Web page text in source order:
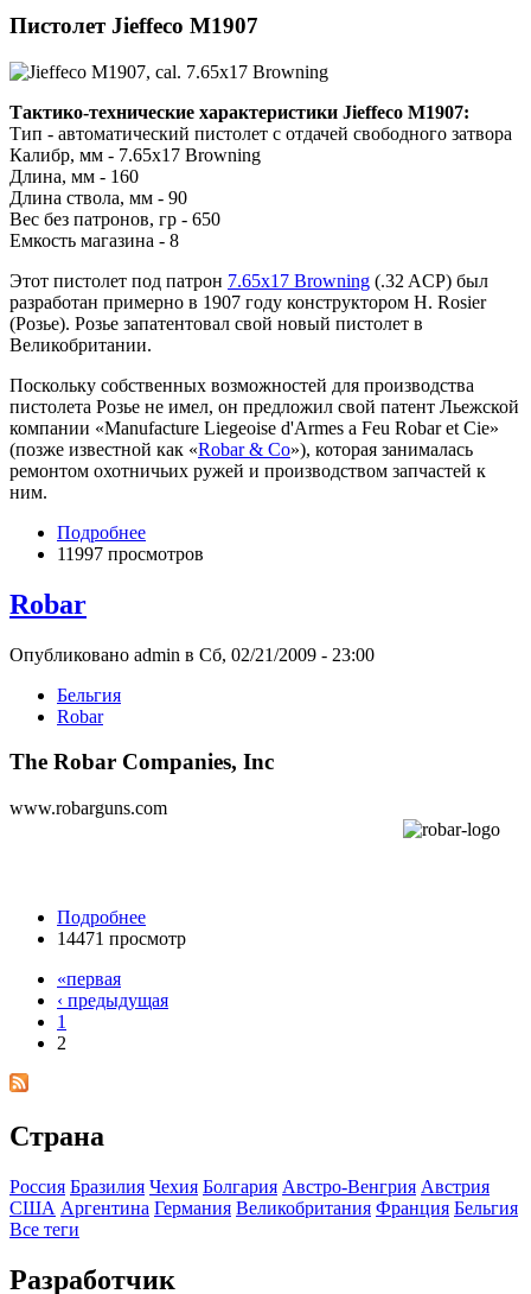
Пистолет Jieffeco M1907
Тактико-технические характеристики Jieffeco M1907:
Тип - автоматический пистолет с отдачей свободного затвора
Калибр, мм - 7.65x17 Browning
Длина, мм - 160
Длина ствола, мм - 90
Вес без патронов, гр - 650
Емкость магазина - 8
Этот пистолет под патрон 7.65x17 Browning (.32 ACP) был
разработан примерно в 1907 году конструктором H. Rosier
(Розье). Розье запатентовал свой новый пистолет в
Великобритании.
Поскольку собственных возможностей для производства
пистолета Розье не имел, он предложил свой патент Льежской
компании «Manufacture Liegeoise d'Armes a Feu Robar et Cie»
(позже известной как «Robar & Co»), которая занималась
ремонтом охотничьих ружей и производством запчастей к
ним.
Подробнее
11997 просмотров
Robar
Опубликовано admin в Сб, 02/21/2009 - 23:00
Бельгия
Robar
The Robar Companies, Inc
www.robarguns.com
Подробнее
14471 просмотр
«первая
‹ предыдущая
1
2
Страна
Росcия Бразилия Чехия Болгария Австро-Венгрия Австрия
США Аргентина Германия Великобритания Франция Бельгия
Все теги
Разработчик